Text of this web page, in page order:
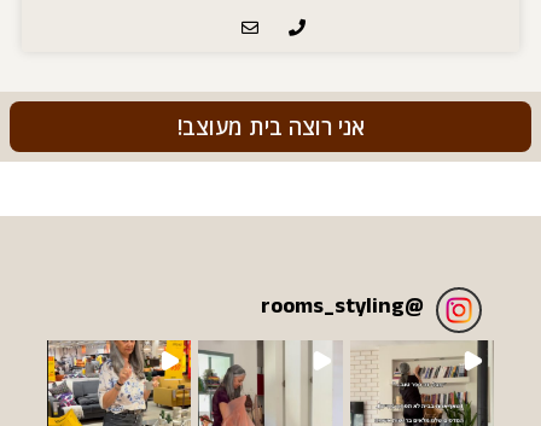
אני רוצה בית מעוצב!
@
rooms_styling